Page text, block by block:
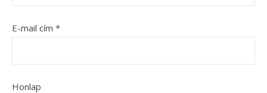
E-mail cím *
Honlap